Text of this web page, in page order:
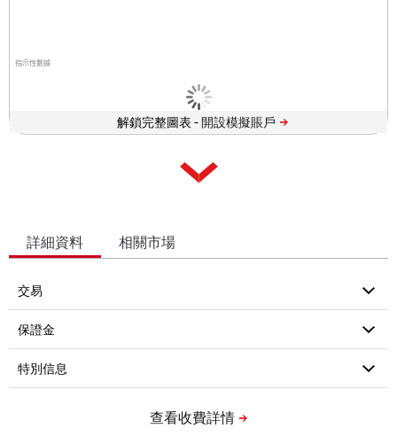
指示性數據
解鎖完整圖表 -
詳細資料 相關市場